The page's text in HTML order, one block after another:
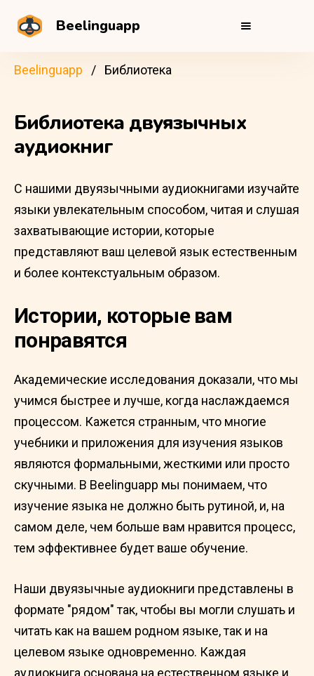
Beelinguapp
Beelinguapp Библиотека
Библиотека двуязычных
аудиокниг
С нашими двуязычными аудиокнигами изучайте
языки увлекательным способом, читая и слушая
захватывающие истории, которые
представляют ваш целевой язык естественным
и более контекстуальным образом.
Истории, которые вам
понравятся
Академические исследования доказали, что мы
учимся быстрее и лучше, когда наслаждаемся
процессом. Кажется странным, что многие
учебники и приложения для изучения языков
являются формальными, жесткими или просто
скучными. В Beelinguapp мы понимаем, что
изучение языка не должно быть рутиной, и, на
самом деле, чем больше вам нравится процесс,
тем эффективнее будет ваше обучение.
Наши двуязычные аудиокниги представлены в
формате "рядом" так, чтобы вы могли слушать и
читать как на вашем родном языке, так и на
целевом языке одновременно. Каждая
аудиокнига основана на естественном языке и